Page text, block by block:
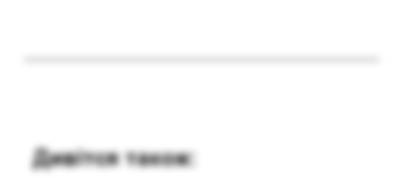
Дивітся також: